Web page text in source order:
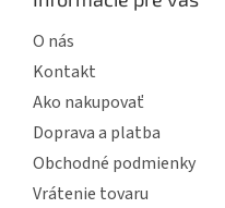
O nás
Kontakt
Ako nakupovať
Doprava a platba
Obchodné podmienky
Vrátenie tovaru